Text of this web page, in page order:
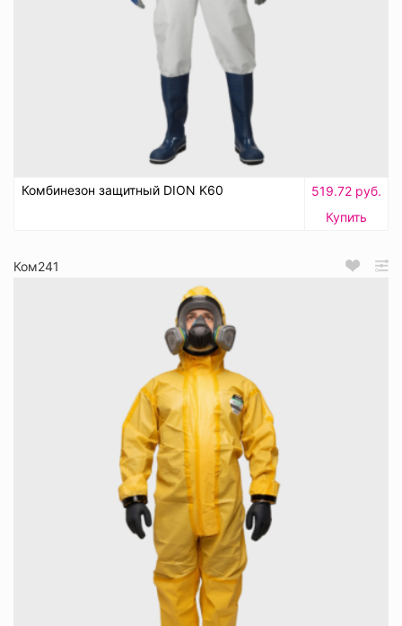
Комбинезон защитный DION K60
519.72 руб.
Купить
Ком241